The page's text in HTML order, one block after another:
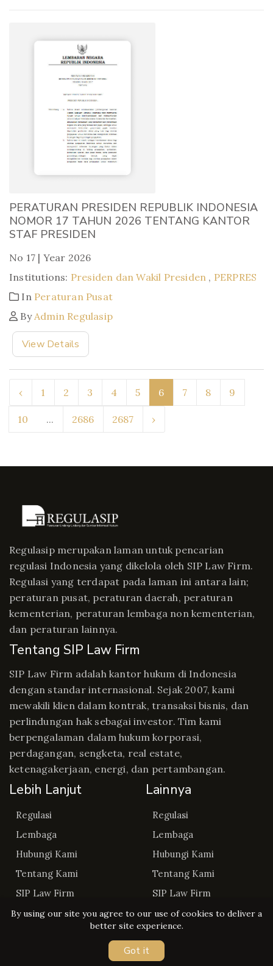
PERATURAN PRESIDEN REPUBLIK INDONESIA
NOMOR 17 TAHUN 2026 TENTANG KANTOR
STAF PRESIDEN
No 17 | Year 2026
Institutions: Presiden dan Wakil Presiden , PERPRES
In Peraturan Pusat
ByAdmin Regulasip
View Details
‹ 1 2 3 4 5 6 7 8 9
10 ... 2686 2687 ›
Regulasip merupakan laman untuk pencarian
regulasi Indonesia yang dikelola oleh SIP Law Firm.
Regulasi yang terdapat pada laman ini antara lain;
peraturan pusat, peraturan daerah, peraturan
kementerian, peraturan lembaga non kementerian,
dan peraturan lainnya.
Tentang SIP Law Firm
SIP Law Firm adalah kantor hukum di Indonesia
dengan standar internasional. Sejak 2007, kami
mewakili klien dalam kontrak, transaksi bisnis, dan
perlindungan hak sebagai investor. Tim kami
berpengalaman dalam hukum korporasi,
perdagangan, sengketa, real estate,
ketenagakerjaan, energi, dan pertambangan.
Lebih Lanjut
Regulasi
Lembaga
Hubungi Kami
Tentang Kami
SIP Law Firm
Lainnya
Regulasi
Lembaga
Hubungi Kami
Tentang Kami
SIP Law Firm
Copyright © Regulasip 2026. All rights reserved.
By using our site you agree to our use of cookies to deliver a
better site experience.
Got it